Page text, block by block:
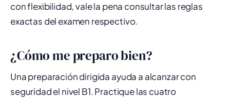
con flexibilidad, vale la pena consultar las reglas
exactas del examen respectivo.
¿Cómo me preparo bien?
Una preparación dirigida ayuda a alcanzar con
seguridad el nivel B1. Practique las cuatro